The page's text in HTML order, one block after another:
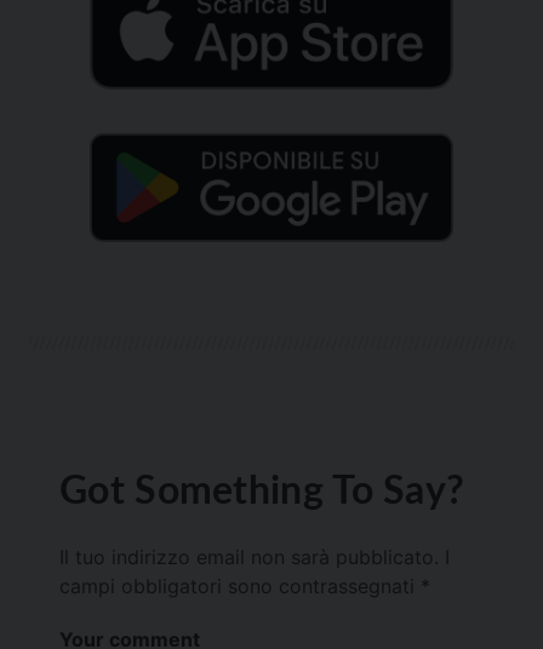
Got Something To Say?
Il tuo indirizzo email non sarà pubblicato.
campi obbligatori sono contrassegnati *
Your comment